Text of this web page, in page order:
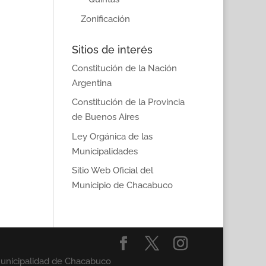
Zonificación
Sitios de interés
Constitución de la Nación
Argentina
Constitución de la Provincia
de Buenos Aires
Ley Orgánica de las
Municipalidades
Sitio Web Oficial del
Municipio de Chacabuco
de Chacabuco